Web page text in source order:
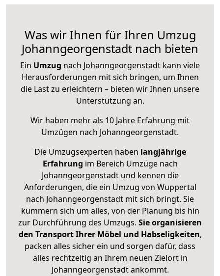
Was wir Ihnen für Ihren Umzug
Johanngeorgenstadt nach bieten
Ein Umzug nach Johanngeorgenstadt kann viele
Herausforderungen mit sich bringen, um Ihnen
die Last zu erleichtern – bieten wir Ihnen unsere
Unterstützung an.
Wir haben mehr als 10 Jahre Erfahrung mit
Umzügen nach Johanngeorgenstadt.
Die Umzugsexperten haben langjährige
Erfahrung im Bereich Umzüge nach
Johanngeorgenstadt und kennen die
Anforderungen, die ein Umzug von Wuppertal
nach Johanngeorgenstadt mit sich bringt. Sie
kümmern sich um alles, von der Planung bis hin
zur Durchführung des Umzugs. Sie organisieren
den Transport Ihrer Möbel und Habseligkeiten,
packen alles sicher ein und sorgen dafür, dass
alles rechtzeitig an Ihrem neuen Zielort in
Johanngeorgenstadt ankommt.